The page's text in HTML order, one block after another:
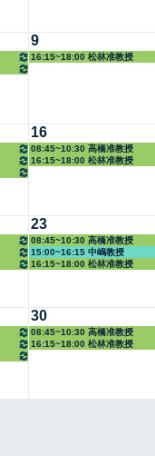
9
16:15~18:00 松林准教授
16
08:45~10:30 高橋准教授
16:15~18:00 松林准教授
23
08:45~10:30 高橋准教授
15:00~16:15 中嶋教授
16:15~18:00 松林准教授
30
08:45~10:30 高橋准教授
16:15~18:00 松林准教授